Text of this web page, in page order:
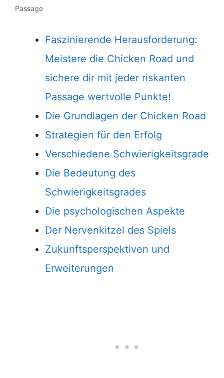
Passage
Faszinierende Herausforderung:
Meistere die Chicken Road und
sichere dir mit jeder riskanten
Passage wertvolle Punkte!
Die Grundlagen der Chicken Road
Strategien für den Erfolg
Verschiedene Schwierigkeitsgrade
Die Bedeutung des
Schwierigkeitsgrades
Die psychologischen Aspekte
Der Nervenkitzel des Spiels
Zukunftsperspektiven und
Erweiterungen